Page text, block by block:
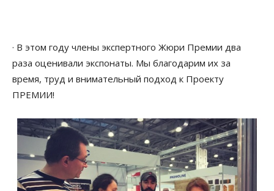
· В этом году члены экспертного Жюри Премии два
раза оценивали экспонаты. Мы благодарим их за
время, труд и внимательный подход к Проекту
ПРЕМИИ!